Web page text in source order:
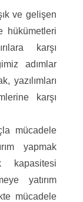
ve gelişen
hükümetleri
karşı
adımlar
yazılımları
karşı
mücadele
yapmak
kapasitesi
yatırım
mücadele